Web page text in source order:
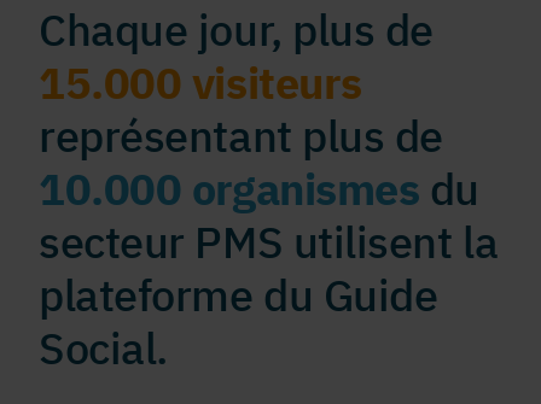
Chaque jour, plus de
15.000 visiteurs
représentant plus de
10.000 organismes du
secteur PMS utilisent la
plateforme du Guide
Social.